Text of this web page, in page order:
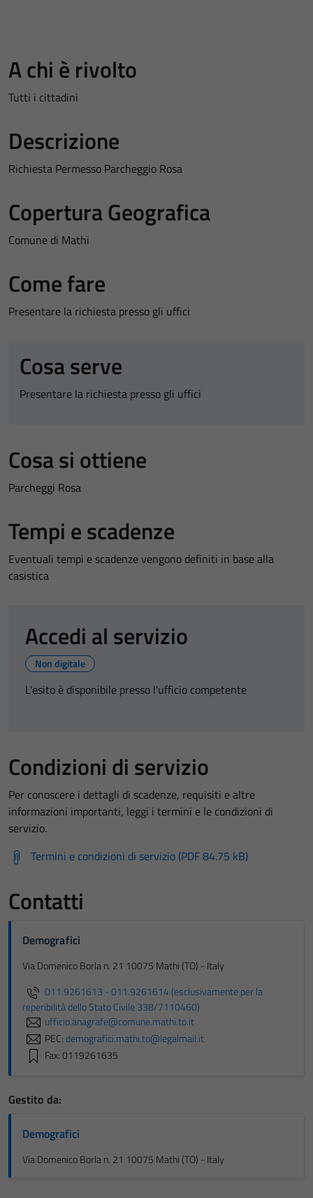
A chi è rivolto
Tutti i cittadini
Descrizione
Richiesta Permesso Parcheggio Rosa
Copertura Geografica
Comune di Mathi
Come fare
Presentare la richiesta presso gli uffici
Cosa serve
Presentare la richiesta presso gli uffici
Cosa si ottiene
Parcheggi Rosa
Tempi e scadenze
Eventuali tempi e scadenze vengono definiti in base alla
casistica
Accedi al servizio
Non digitale
L'esito è disponibile presso l'ufficio competente
Condizioni di servizio
Per conoscere i dettagli di scadenze, requisiti e altre
informazioni importanti, leggi i termini e le condizioni di
servizio.
Termini e condizioni di servizio (PDF 84.75 kB)
Contatti
Demografici
Via Domenico Borla n. 21 10075 Mathi (TO) - Italy
011.9261613 - 011.9261614 (esclusivamente per la
reperibilità dello Stato Civile 338/7110460)
ufficio.anagrafe@comune.mathi.to.it
PEC:demografici.mathi.to@legalmail.it
Fax: 0119261635
Gestito da:
Demografici
Via Domenico Borla n. 21 10075 Mathi (TO) - Italy